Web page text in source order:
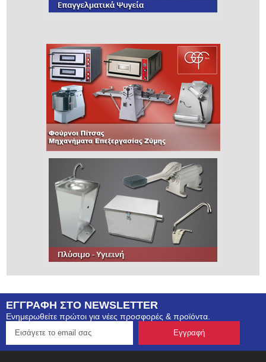
ΕΓΓΡΑΦΗ ΣΤΟ NEWSLETTER
Ενημερωθείτε πρώτοι για νέες προσφορές & προϊόντα.